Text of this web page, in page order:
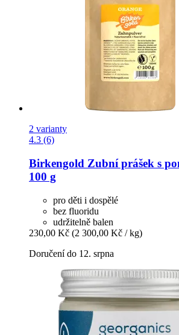
2 varianty
4.3 (6)
Birkengold Zubní prášek s
100 g
pro děti i dospělé
bez fluoridu
udržitelně balen
230,00 Kč (2 300,00 Kč / kg)
Doručení do 12. srpna